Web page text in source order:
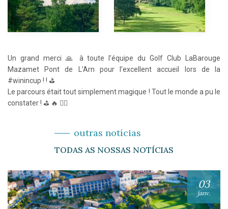
Un grand merci 🙏 à toute l’équipe du Golf Club LaBarouge
Mazamet Pont de L’Arn pour l’excellent accueil lors de la
#winincup ! ! ⛳️
Le parcours était tout simplement magique ! Tout le monde a pu le
constater ! ⛳️ 🔥 🏌️‍♀️
outras notícias
TODAS AS NOSSAS NOTÍCIAS
03
janv.